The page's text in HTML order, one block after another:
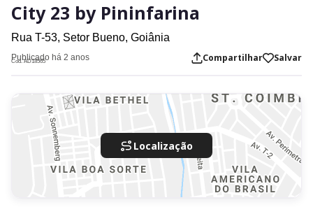
City 23 by Pininfarina
Rua T-53, Setor Bueno, Goiânia
Publicado há 2 anos
Cod. AD18565 Compartilhar Salvar
Localização